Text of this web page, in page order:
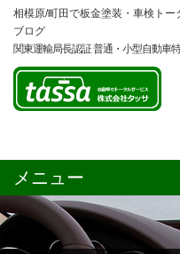
相模原/町田で板金塗装・車検トー
ブログ
関東運輸局長認証 普通・小型自動車
メニュー